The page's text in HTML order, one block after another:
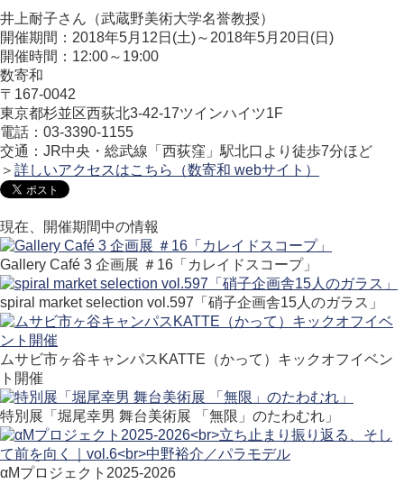
井上耐子さん（武蔵野美術大学名誉教授）
開催期間：2018年5月12日(土)～2018年5月20日(日)
開催時間：12:00～19:00
数寄和
〒167-0042
東京都杉並区西荻北3-42-17ツインハイツ1F
電話：03-3390-1155
交通：JR中央・総武線「西荻窪」駅北口より徒歩7分ほど
＞ 詳しいアクセスはこちら（数寄和 webサイト）
現在、開催期間中の情報
Gallery Café 3 企画展 ＃16「カレイドスコープ」
spiral market selection vol.597「硝子企画舎15人のガラス」
ムサビ市ヶ谷キャンパスKATTE（かって）キックオフイベン
ト開催
特別展「堀尾幸男 舞台美術展 「無限」のたわむれ」
αMプロジェクト2025-2026